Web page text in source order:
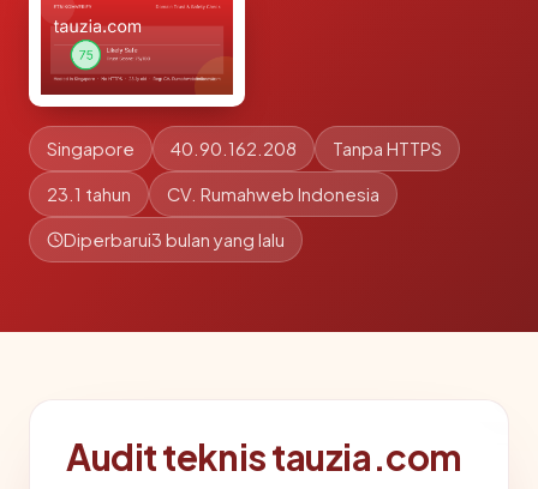
Singapore 40.90.162.208 Tanpa HTTPS
23.1 tahun CV. Rumahweb Indonesia
Diperbarui3 bulan yang lalu
Audit teknis tauzia.com